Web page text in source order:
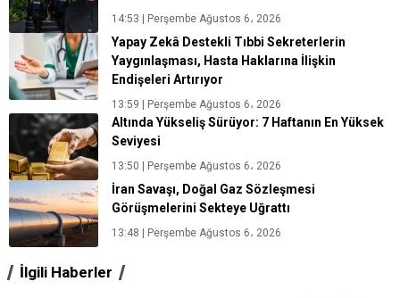
14:53 | Perşembe Ağustos 6، 2026
Yapay Zekâ Destekli Tıbbi Sekreterlerin
Yaygınlaşması, Hasta Haklarına İlişkin
Endişeleri Artırıyor
13:59 | Perşembe Ağustos 6، 2026
Altında Yükseliş Sürüyor: 7 Haftanın En Yüksek
Seviyesi
13:50 | Perşembe Ağustos 6، 2026
İran Savaşı, Doğal Gaz Sözleşmesi
Görüşmelerini Sekteye Uğrattı
13:48 | Perşembe Ağustos 6، 2026
İlgili Haberler